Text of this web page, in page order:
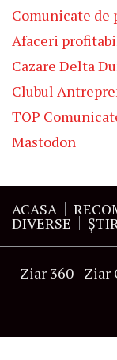
Comunicate de
Afaceri
Cazare Delta
Clubul
TOP
Mastodon
ACASA
DIVERSE
Ziar 360 - Ziar